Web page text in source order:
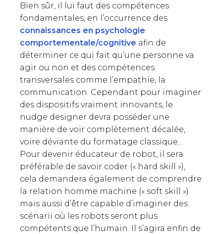
Bien sûr, il lui faut des compétences
fondamentales, en l’occurrence des
connaissances en psychologie
comportementale/cognitive afin de
déterminer ce qui fait qu’une personne va
agir ou non et des compétences
transversales comme l’empathie, la
communication. Cependant pour imaginer
des dispositifs vraiment innovants, le
nudge designer devra posséder une
manière de voir complètement décalée,
voire déviante du formatage classique…
Pour devenir éducateur de robot, il sera
préférable de savoir coder (« hard skill »),
cela demandera également de comprendre
la relation homme machine (« soft skill »)
mais aussi d’être capable d’imaginer des
scénarii où les robots seront plus
compétents que l’humain. Il s’agira enfin de